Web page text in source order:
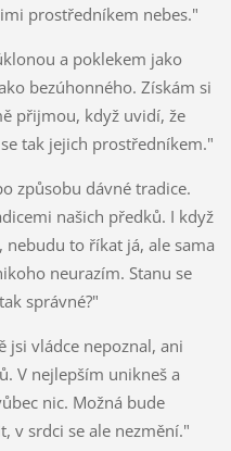
prostředníkem nebes."
a poklekem jako
bezúhonného. Získám si
přijmou, když uvidí, že
tak jejich prostředníkem."
způsobu dávné tradice.
našich předků. I když
to říkat já, ale sama
neurazím. Stanu se
správné?"
jsi vládce nepoznal, ani
V nejlepším unikneš a
nic. Možná bude
v srdci se ale nezmění."